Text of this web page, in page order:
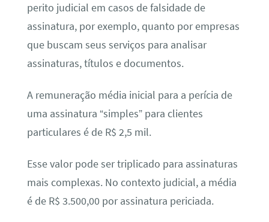
perito judicial em casos de falsidade de
assinatura, por exemplo, quanto por empresas
que buscam seus serviços para analisar
assinaturas, títulos e documentos.
A remuneração média inicial para a perícia de
uma assinatura “simples” para clientes
particulares é de R$ 2,5 mil.
Esse valor pode ser triplicado para assinaturas
mais complexas. No contexto judicial, a média
é de R$ 3.500,00 por assinatura periciada.